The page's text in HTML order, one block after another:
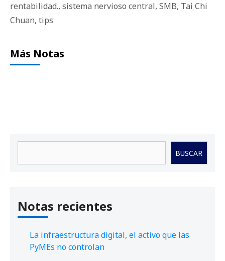
rentabilidad., sistema nervioso central, SMB, Tai Chi
Chuan, tips
Más Notas
BUSCAR
Notas recientes
La infraestructura digital, el activo que las
PyMEs no controlan